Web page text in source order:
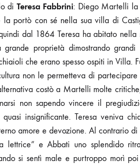
di Teresa Fabbrini: Diego Martelli la
portò con sé nella sua villa di
dal 1864 Teresa ha abitato
proprietà dimostrando
che erano spesso ospiti in Villa.
non le permetteva di
costò a Martelli molte
non sapendo vincere il
insignificante. Teresa veniva
amore e devozione. Al contrario
lettrice” e Abbati uno splendido
si sentì male e purtroppo morì